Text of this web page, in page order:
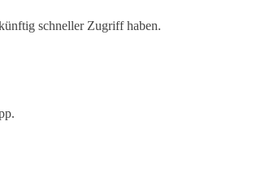
schneller Zugriff haben.